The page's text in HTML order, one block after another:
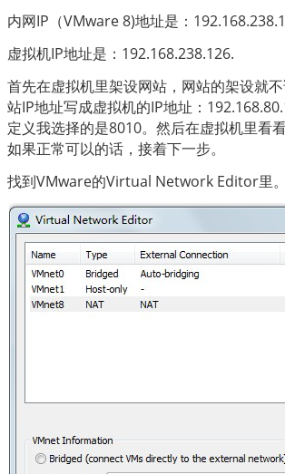
内网IP（VMware 8)地址是：192.168.238.1
虚拟机IP地址是：192.168.238.126.
首先在虚拟机里架设网站，网站的架设就
站IP地址写成虚拟机的IP地址：
定义我选择的是8010。然后在虚拟机里看
如果正常可以的话，接着下一步。
找到VMware的Virtual Network Editor里。